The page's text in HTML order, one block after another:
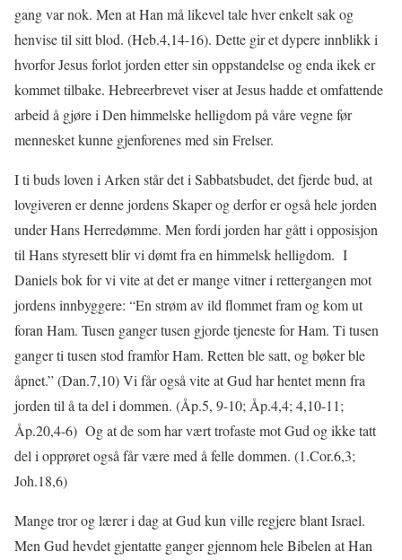
gang var nok. Men at Han må likevel tale hver enkelt sak og
henvise til sitt blod. (Heb.4,14-16). Dette gir et dypere innblikk i
hvorfor Jesus forlot jorden etter sin oppstandelse og enda ikek er
kommet tilbake. Hebreerbrevet viser at Jesus hadde et omfattende
arbeid å gjøre i Den himmelske helligdom på våre vegne før
mennesket kunne gjenforenes med sin Frelser.
I ti buds loven i Arken står det i Sabbatsbudet, det fjerde bud, at
lovgiveren er denne jordens Skaper og derfor er også hele jorden
under Hans Herredømme. Men fordi jorden har gått i opposisjon
til Hans styresett blir vi dømt fra en himmelsk helligdom. I
Daniels bok for vi vite at det er mange vitner i rettergangen mot
jordens innbyggere: “En strøm av ild flommet fram og kom ut
foran Ham. Tusen ganger tusen gjorde tjeneste for Ham. Ti tusen
ganger ti tusen stod framfor Ham. Retten ble satt, og bøker ble
åpnet.” (Dan.7,10) Vi får også vite at Gud har hentet menn fra
jorden til å ta del i dommen. (Åp.5, 9-10; Åp.4,4; 4,10-11;
Åp.20,4-6) Og at de som har vært trofaste mot Gud og ikke tatt
del i opprøret også får være med å felle dommen. (1.Cor.6,3;
Joh.18,6)
Mange tror og lærer i dag at Gud kun ville regjere blant Israel.
Men Gud hevdet gjentatte ganger gjennom hele Bibelen at Han